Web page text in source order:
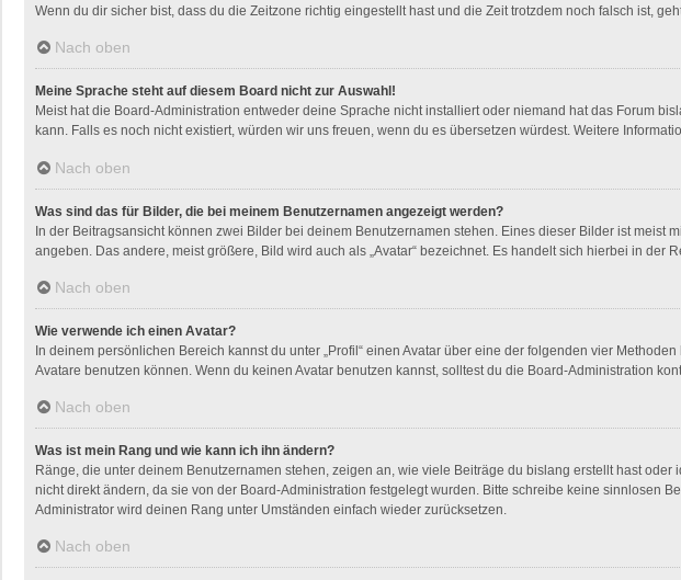
Wenn du dir sicher bist, dass du die Zeitzone richtig eingestellt hast und die Zeit trotzdem noch falsch ist,
Nach oben
Meine Sprache steht auf diesem Board nicht zur Auswahl!
Meist hat die Board-Administration entweder deine Sprache nicht installiert oder niemand hat das Forum
kann. Falls es noch nicht existiert, würden wir uns freuen, wenn du es übersetzen würdest. Weitere
Nach oben
Was sind das für Bilder, die bei meinem Benutzernamen angezeigt werden?
In der Beitragsansicht können zwei Bilder bei deinem Benutzernamen stehen. Eines dieser Bilder ist
angeben. Das andere, meist größere, Bild wird auch als „Avatar“ bezeichnet. Es handelt sich hierbei in
Nach oben
Wie verwende ich einen Avatar?
In deinem persönlichen Bereich kannst du unter „Profil“ einen Avatar über eine der folgenden vier
Avatare benutzen können. Wenn du keinen Avatar benutzen kannst, solltest du die Board-Administration
Nach oben
Was ist mein Rang und wie kann ich ihn ändern?
Ränge, die unter deinem Benutzernamen stehen, zeigen an, wie viele Beiträge du bislang erstellt hast
nicht direkt ändern, da sie von der Board-Administration festgelegt wurden. Bitte schreibe keine
Administrator wird deinen Rang unter Umständen einfach wieder zurücksetzen.
Nach oben